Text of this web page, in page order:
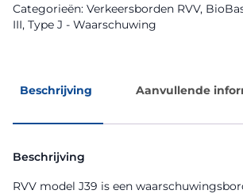
Categorieën: Verkeersborden RVV,
III, Type J - Waarschuwing
Beschrijving Aanvullende
Beschrijving
RVV model J39 is een